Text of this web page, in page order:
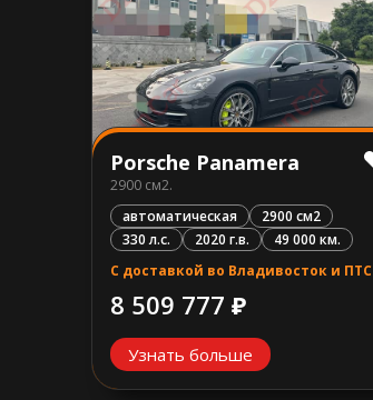
Porsche Panamera
2900 см2.
автоматическая
2900 см2
330 л.с.
2020 г.в.
49 000 км.
С доставкой во Владивосток и ПТС
8 509 777 ₽
Узнать больше